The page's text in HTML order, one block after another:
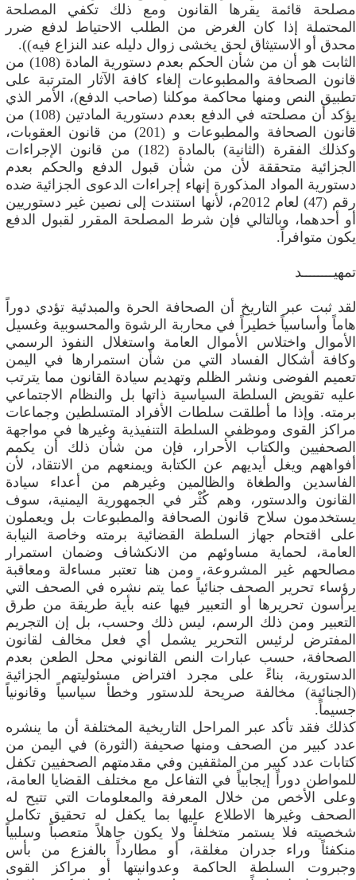
مصلحة قائمة يقرها القانون ومع ذلك تكفي المصلحة
المحتملة إذا كان الغرض من الطلب الاحتياط لدفع ضرر
محدق أو الاستيثاق لحق يخشى زوال دليله عند النزاع فيه)).
الثابت هو أن من شأن الحكم بعدم دستورية المادة (108) من
قانون الصحافة والمطبوعات إلغاء كافة الآثار المترتبة على
تطبيق النص ومنها محاكمة موكلنا (صاحب الدفع)، الأمر الذي
يؤكد أن مصلحته في الدفع بعدم دستورية المادتين (108) من
قانون الصحافة والمطبوعات و (201) من قانون العقوبات،
وكذلك الفقرة (الثانية) بالمادة (182) من قانون الإجراءات
الجزائية متحققة لأن من شأن قبول الدفع والحكم بعدم
دستورية المواد المذكورة إنهاء إجراءات الدعوى الجزائية ضده
رقم (47) لعام 2012م، لأنها استندت إلى نصين غير دستوريين
أو أحدهما، وبالتالي فإن شرط المصلحة المقرر لقبول الدفع
يكون متوافراً.
تمهيــــــــد
لقد ثبت عبر التاريخ أن الصحافة الحرة والمبدئية تؤدي دوراً
هاماً وأساسياً خطيراً في محاربة الرشوة والمحسوبية وغسيل
الأموال واختلاس الأموال العامة واستغلال النفوذ الرسمي
وكافة أشكال الفساد التي من شأن استمرارها في اليمن
تعميم الفوضى ونشر الظلم وتهديم سيادة القانون مما يترتب
عليه تقويض السلطة السياسية ذاتها بل والنظام الاجتماعي
برمته. وإذا ما أطلقت سلطات الأفراد المتسلطين وجماعات
مراكز القوى وموظفي السلطة التنفيذية وغيرها في مواجهة
الصحفيين والكتاب الأحرار، فإن من شأن ذلك أن يكمم
أفواههم ويغل أيديهم عن الكتابة ويمنعهم من الانتقاد، لأن
الفاسدين والطغاة والظالمين وغيرهم من أعداء سيادة
القانون والدستور، وهم كُثْر في الجمهورية اليمنية، سوف
يستخدمون سلاح قانون الصحافة والمطبوعات بل ويعملون
على اقتحام جهاز السلطة القضائية برمته وخاصة النيابة
العامة، لحماية مساوئهم من الانكشاف وضمان استمرار
مصالحهم غير المشروعة، ومن هنا تعتبر مساءلة ومعاقبة
رؤساء تحرير الصحف جنائياً عما يتم نشره في الصحف التي
يرأسون تحريرها أو التعبير فيها عنه بأية طريقة من طرق
التعبير ومن ذلك الرسم، ليس ذلك وحسب، بل إن التجريم
المفترض لرئيس التحرير يشمل أي فعل مخالف لقانون
الصحافة، حسب عبارات النص القانوني محل الطعن بعدم
الدستورية، بناءً على مجرد افتراض مسئوليتهم الجزائية
(الجنائية) مخالفة صريحة للدستور وخطأ سياسياً وقانونياً
جسيماً.
كذلك فقد تأكد عبر المراحل التاريخية المختلفة أن ما ينشره
عدد كبير من الصحف ومنها صحيفة (الثورة) في اليمن من
كتابات عدد كبير من المثقفين وفي مقدمتهم الصحفيين تكفل
للمواطن دوراً إيجابياً في التفاعل مع مختلف القضايا العامة،
وعلى الأخص من خلال المعرفة والمعلومات التي تتيح له
الصحف وغيرها الاطلاع عليها بما يكفل له تحقيق تكامل
شخصيته فلا يستمر متخلفاً ولا يكون جاهلاً متعصباً وسلبياً
منكفئاً وراء جدران مغلقة، أو مطارداً بالفزع من بأس
وجبروت السلطة الحاكمة وعدوانيتها أو مراكز القوى